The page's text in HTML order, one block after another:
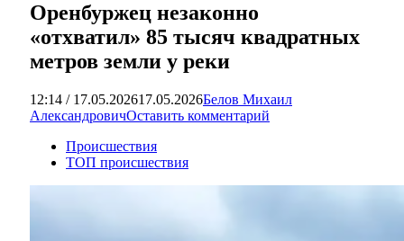
Оренбуржец незаконно
«отхватил» 85 тысяч квадратных
метров земли у реки
12:14 / 17.05.202617.05.2026Белов Михаил
АлександровичОставить комментарий
Происшествия
ТОП происшествия